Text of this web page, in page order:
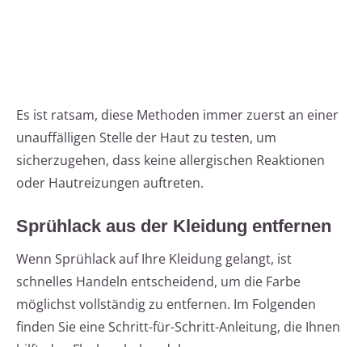
Es ist ratsam, diese Methoden immer zuerst an einer
unauffälligen Stelle der Haut zu testen, um
sicherzugehen, dass keine allergischen Reaktionen
oder Hautreizungen auftreten.
Sprühlack aus der Kleidung entfernen
Wenn Sprühlack auf Ihre Kleidung gelangt, ist
schnelles Handeln entscheidend, um die Farbe
möglichst vollständig zu entfernen. Im Folgenden
finden Sie eine Schritt-für-Schritt-Anleitung, die Ihnen